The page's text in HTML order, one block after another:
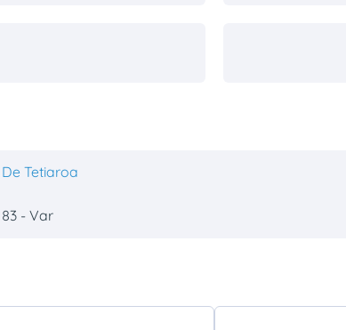
De Tetiaroa
83 - Var